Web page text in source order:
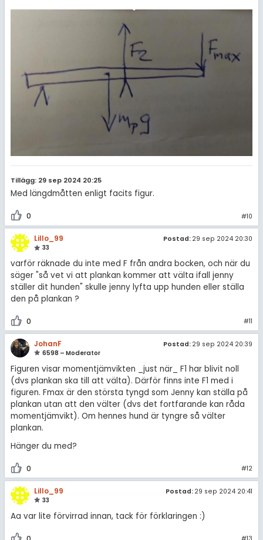
Tillägg: 29 sep 2024 20:25
Med längdmåtten enligt facits figur.
0 #10
Lillo_99
33
Postad: 29 sep 2024 20:30
varför räknade du inte med F från andra bocken, och när du
säger "så vet vi att plankan kommer att välta ifall jenny
ställer dit hunden" skulle jenny lyfta upp hunden eller ställa
den på plankan ?
0 #11
JohanF
6598 – Moderator
Postad: 29 sep 2024 20:39
Figuren visar momentjämvikten _just när_ F1 har blivit noll
(dvs plankan ska till att välta). Därför finns inte F1 med i
figuren. Fmax är den största tyngd som Jenny kan ställa på
plankan utan att den välter (dvs det fortfarande kan råda
momentjämvikt). Om hennes hund är tyngre så välter
plankan.
Hänger du med?
0 #12
Lillo_99
33
Postad: 29 sep 2024 20:41
Aa var lite förvirrad innan, tack för förklaringen :)